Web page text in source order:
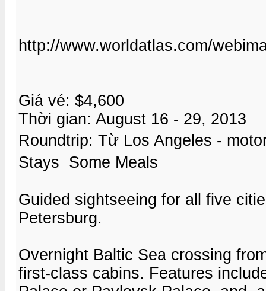
http://www.worldatlas.com/
Giá vé: $4,600
Thời gian: August 16 - 29, 2013
Roundtrip: Từ Los Angeles -
Stays Some Meals
Guided sightseeing for all five
Petersburg.
Overnight Baltic Sea crossing
first-class cabins. Features